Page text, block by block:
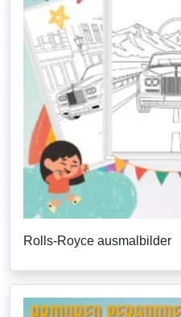
Rolls-Royce ausmalbilder